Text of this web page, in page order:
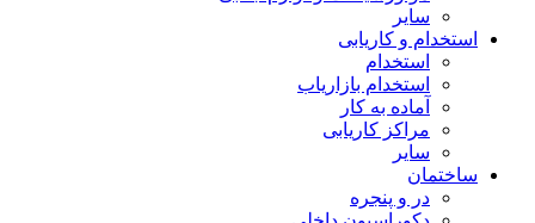
سایر
استخدام و کاریابی
استخدام
استخدام بازاریاب
آماده به کار
مراکز کاریابی
سایر
ساختمان
در و پنجره